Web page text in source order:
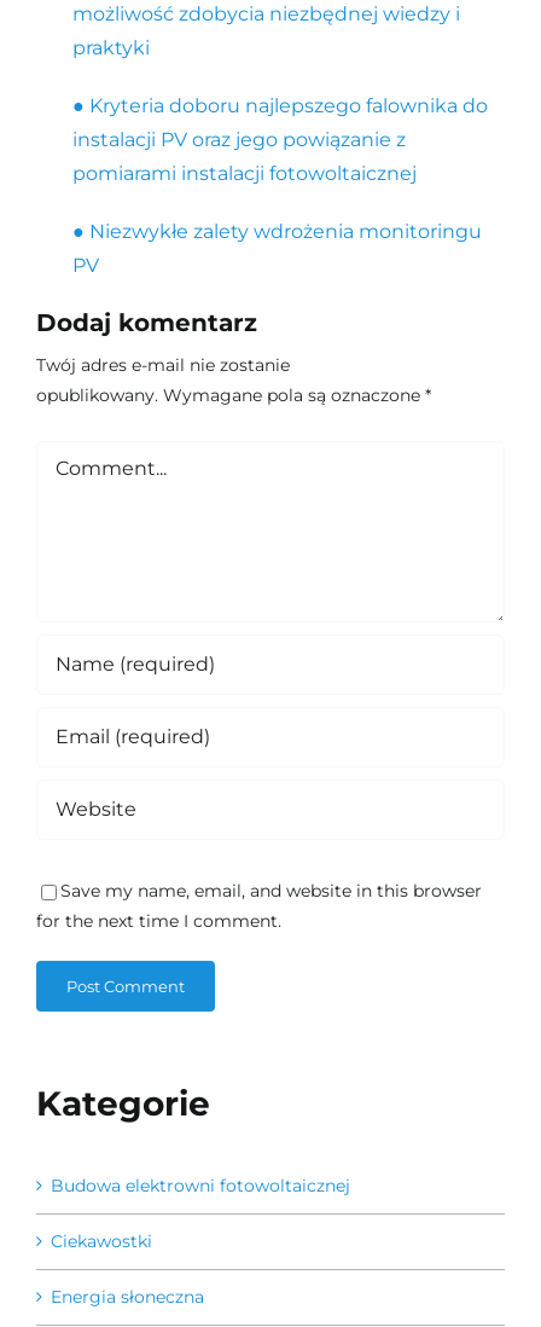
możliwość zdobycia niezbędnej wiedzy i
praktyki
● Kryteria doboru najlepszego falownika do
instalacji PV oraz jego powiązanie z
pomiarami instalacji fotowoltaicznej
● Niezwykłe zalety wdrożenia monitoringu
PV
Dodaj komentarz
Twój adres e-mail nie zostanie
opublikowany. Wymagane pola są oznaczone *
Save my name, email, and website in this browser
for the next time I comment.
Kategorie
Budowa elektrowni fotowoltaicznej
Ciekawostki
Energia słoneczna